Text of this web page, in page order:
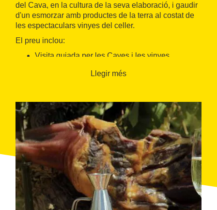
del Cava, en la cultura de la seva elaboració, i gaudir
d'un esmorzar amb productes de la terra al costat de
les espectaculars vinyes del celler.
El preu inclou:
Visita guiada per les Caves i les vinyes.
tomàquet i oli Km.0, rebosteria artesana i cafè.
Llegir més